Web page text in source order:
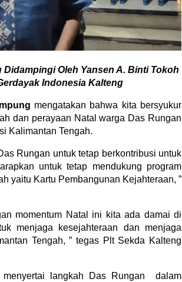
Oleh Yansen A. Binti Tokoh
Indonesia Kalteng
mengatakan bahwa kita bersyukur
dan perayaan Natal warga Das Rungan
Kalimantan Tengah.
Rungan untuk tetap berkontribusi untuk
untuk tetap mendukung program
yaitu Kartu Pembangunan Kejahteraan, ”
momentum Natal ini kita ada damai di
menjaga kesejahteraan dan menjaga
Tengah, ” tegas Plt Sekda Kalteng
langkah Das Rungan dalam